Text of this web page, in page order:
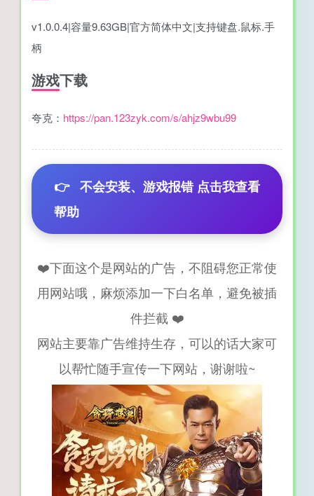
v1.0.0.4|容量9.63GB|官方简体中文|支持键盘.鼠标.手
柄
游戏下载
夸克： https://pan.123zyk.com/s/ahjz9wbu99
👉 不会安装、游戏报错 点击我查看
帮助
❤️下面这个是网站的广告，不阻碍您正常使
用网站哦，麻烦添加一下白名单，避免被插
件拦截 ❤️
网站主要靠广告维持生存，可以的话大家可
以帮忙随手宣传一下网站，谢谢啦~